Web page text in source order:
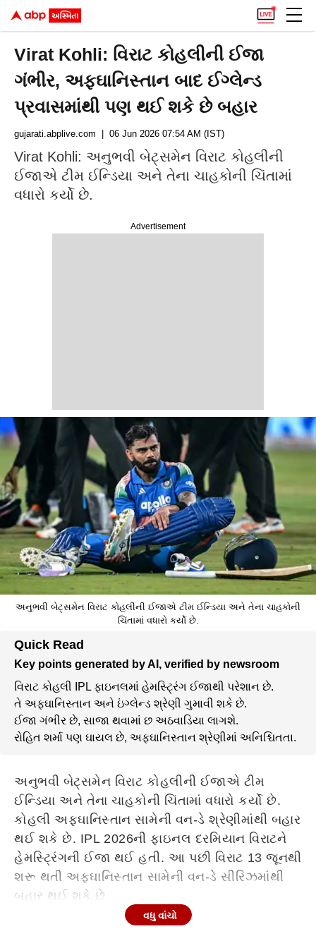
Virat Kohli: વિરાટ કોહલીની ઈજા
ગંભીર, અફઘાનિસ્તાન બાદ ઈગ્લેન્ડ
પ્રવાસમાંથી પણ થઈ શકે છે બહાર
Advertisement
gujarati.abplive.com | 06 Jun 2026 07:54 AM (IST)
Virat Kohli: અનુભવી બેટ્સમેન વિરાટ કોહલીની
ઈજાએ ટીમ ઈન્ડિયા અને તેના ચાહકોની ચિંતામાં
વધારો કર્યો છે.
અનુભવી બેટ્સમેન વિરાટ કોહલીની ઈજાએ ટીમ ઈન્ડિયા અને તેના ચાહકોની
ચિંતામાં વધારો કર્યો છે.
Quick Read
Key points generated by AI, verified by newsroom
વિરાટ કોહલી IPL ફાઇનલમાં હેમસ્ટ્રિંગ ઈજાથી પરેશાન છે.
તે અફઘાનિસ્તાન અને ઇંગ્લેન્ડ શ્રેણી ગુમાવી શકે છે.
ઈજા ગંભીર છે, સાજા થવામાં છ અઠવાડિયા લાગશે.
રોહિત શર્મા પણ ઘાયલ છે, અફઘાનિસ્તાન શ્રેણીમાં અનિશ્ચિતતા.
અનુભવી બેટ્સમેન વિરાટ કોહલીની ઈજાએ ટીમ
ઈન્ડિયા અને તેના ચાહકોની ચિંતામાં વધારો કર્યો છે.
કોહલી અફઘાનિસ્તાન સામેની વન-ડે શ્રેણીમાંથી બહાર
થઈ શકે છે. IPL 2026ની ફાઇનલ દરમિયાન વિરાટને
હેમસ્ટ્રિંગની ઈજા થઈ હતી. આ પછી વિરાટ 13 જૂનથી
શરૂ થતી અફઘાનિસ્તાન સામેની વન-ડે સીરિઝમાંથી
બહાર થઈ શકે છે.
Continues below advertisement
વધુ વાંચો